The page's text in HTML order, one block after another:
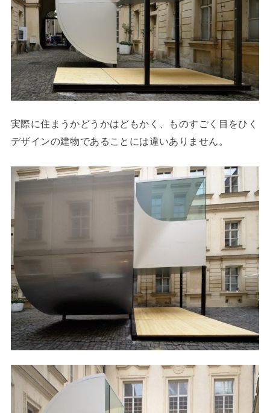
実際に住まうかどうかはどもかく、ものすごく目をひく
デザインの建物であることには違いありません。